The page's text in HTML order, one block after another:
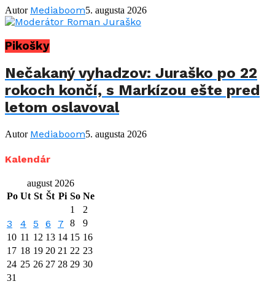
Autor Mediaboom5. augusta 2026
Pikošky
Nečakaný vyhadzov: Juraško po 22
rokoch končí, s Markízou ešte pred
letom oslavoval
Autor Mediaboom5. augusta 2026
Kalendár
august 2026
Po Ut St Št Pi So Ne
1
2
3 4 5 6 7 8
9
10 11 12 13 14 15 16
17 18 19 20 21 22 23
24 25 26 27 28 29 30
31